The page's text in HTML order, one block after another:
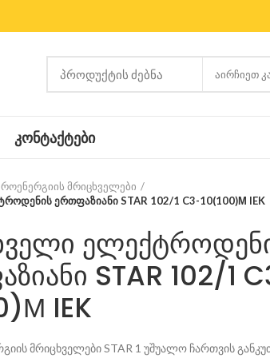
ᲙᲝᲜᲢᲐᲥᲢᲔᲑᲘ
მრიცხველები
ერთფაზიანი STAR 102/1 C3-10(100)М IEK
STAR 102/1
IEK
მრიცხველები STAR 1 უშუალო ჩართვის